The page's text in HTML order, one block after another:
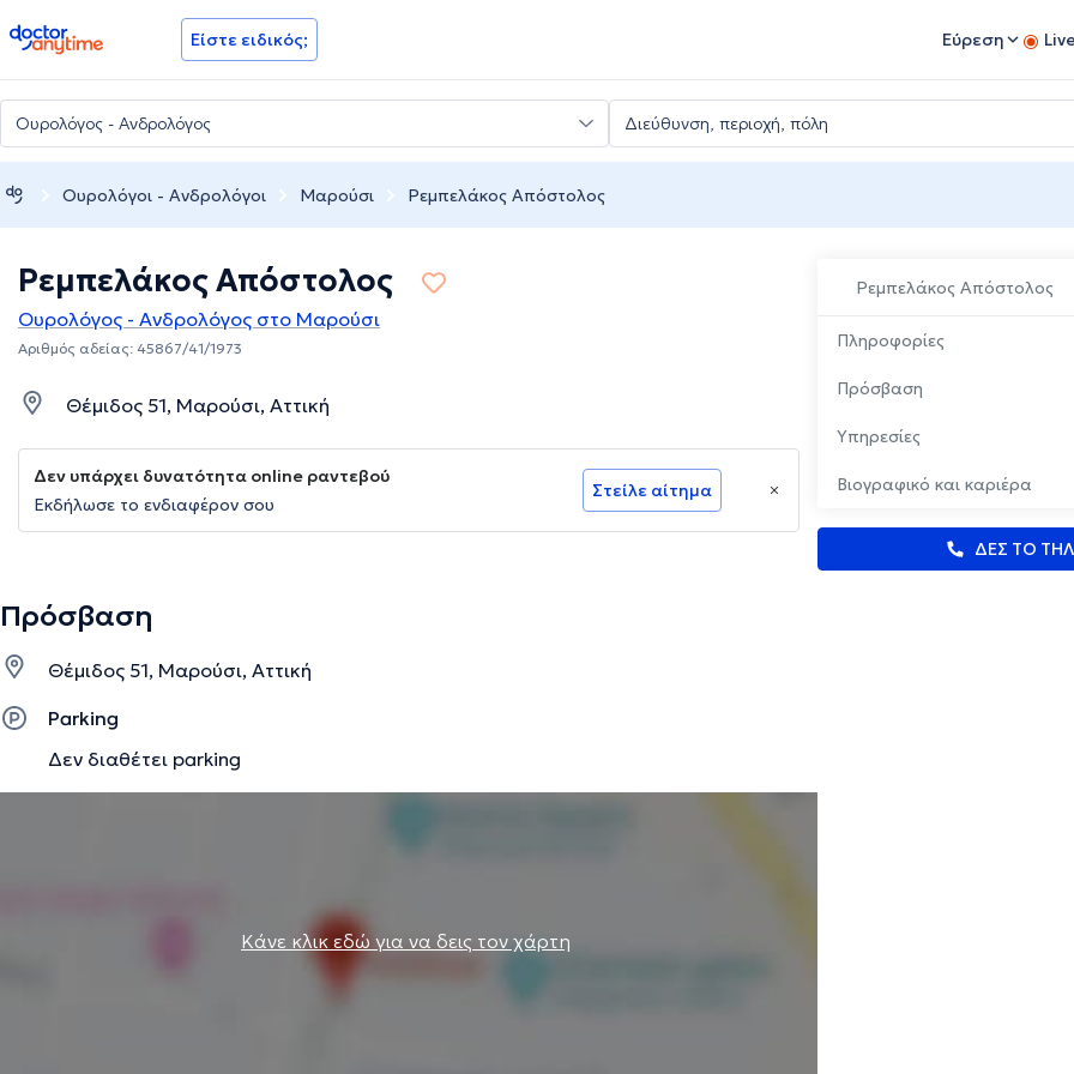
doctoranytime Είστε ειδικός; Εύρεση
Ουρολόγοι - Ανδρολόγοι Μαρούσι Ρεμπελάκος Απόστολος
Ρεμπελάκος Απόστολος
Πληροφορίες
Πρόσβαση
Υπηρεσίες
Βιογραφικό και καριέρα
ΔΕΣ ΤΟ
Ρεμπελάκος Απόστολος
Ουρολόγος - Ανδρολόγος στο Μαρούσι
Αριθμός αδείας: 45867/41/1973
Θέμιδος 51, Μαρούσι, Αττική
Δεν υπάρχει δυνατότητα online ραντεβού
Εκδήλωσε το ενδιαφέρον σου
Στείλε αίτημα
Πρόσβαση
Θέμιδος 51, Μαρούσι, Αττική
Parking
Δεν διαθέτει parking
Κάνε κλικ εδώ για να δεις τον χάρτη